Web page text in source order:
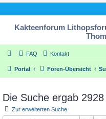
Kakteenforum
FAQ Kontakt
Portal Foren-Übersicht
Die Suche ergab
Zur erweiterten Suche